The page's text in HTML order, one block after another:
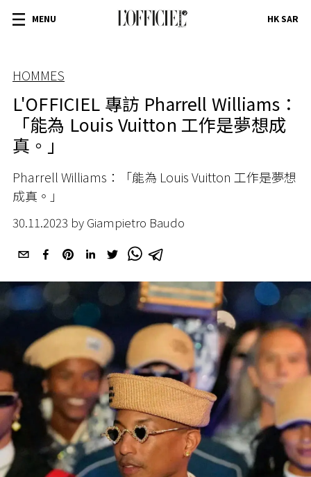
MENU HK SAR
HOMMES
L'OFFICIEL 專訪 Pharrell Williams：
「能為 Louis Vuitton 工作是夢想成
真。」
Pharrell Williams：「能為 Louis Vuitton 工作是夢想
成真。」
30.11.2023 by Giampietro Baudo